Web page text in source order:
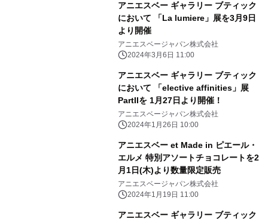
アニエスベー ギャラリー ブティック
において 「La lumiere」展を3月9日
より開催
アニエスベージャパン株式会社
2024年3月6日 11:00
アニエスベー ギャラリー ブティック
において 「elective affinities」展
PartIIを 1月27日より開催！
アニエスベージャパン株式会社
2024年1月26日 10:00
アニエスベー et Made in ピエール・
エルメ 特別アソートチョコレートを2
月1日(木)より数量限定販売
アニエスベージャパン株式会社
2024年1月19日 11:00
アニエスベー ギャラリー ブティック